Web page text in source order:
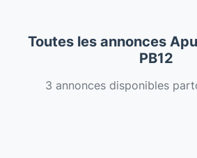
Toutes les annonces
PB12
3 annonces disponibles